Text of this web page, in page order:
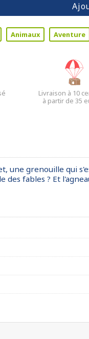
Animaux Aventure
Livraison à 10
à partir de 35
une grenouille qui
fables ? Et